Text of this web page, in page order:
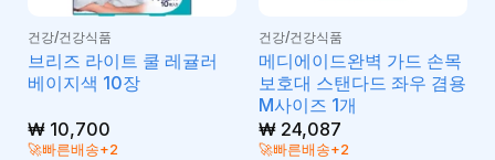
건강/건강식품
브리즈 라이트 쿨 레귤러
베이지색 10장
₩10,700
🚀빠른배송+2
건강/건강식품
메디에이드완벽 가드 손목
보호대 스탠다드 좌우 겸용
M사이즈 1개
₩24,087
🚀빠른배송+2